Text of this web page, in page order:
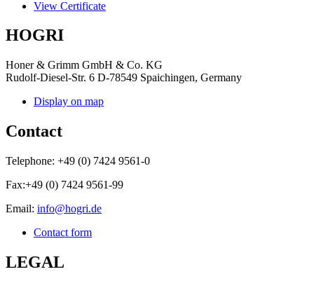
View Certificate
HOGRI
Honer & Grimm GmbH & Co. KG
Rudolf-Diesel-Str. 6 D-78549 Spaichingen, Germany
Display on map
Contact
Telephone: +49 (0) 7424 9561-0
Fax:+49 (0) 7424 9561-99
Email: info@hogri.de
Contact form
LEGAL